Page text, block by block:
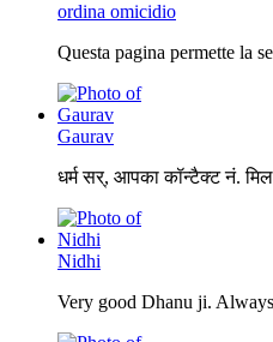
ordina omicidio
Questa pagina permette la
Gaurav
धर्म सर्, आपका कॉन्टैक्ट नं.
Nidhi
Very good Dhanu ji.